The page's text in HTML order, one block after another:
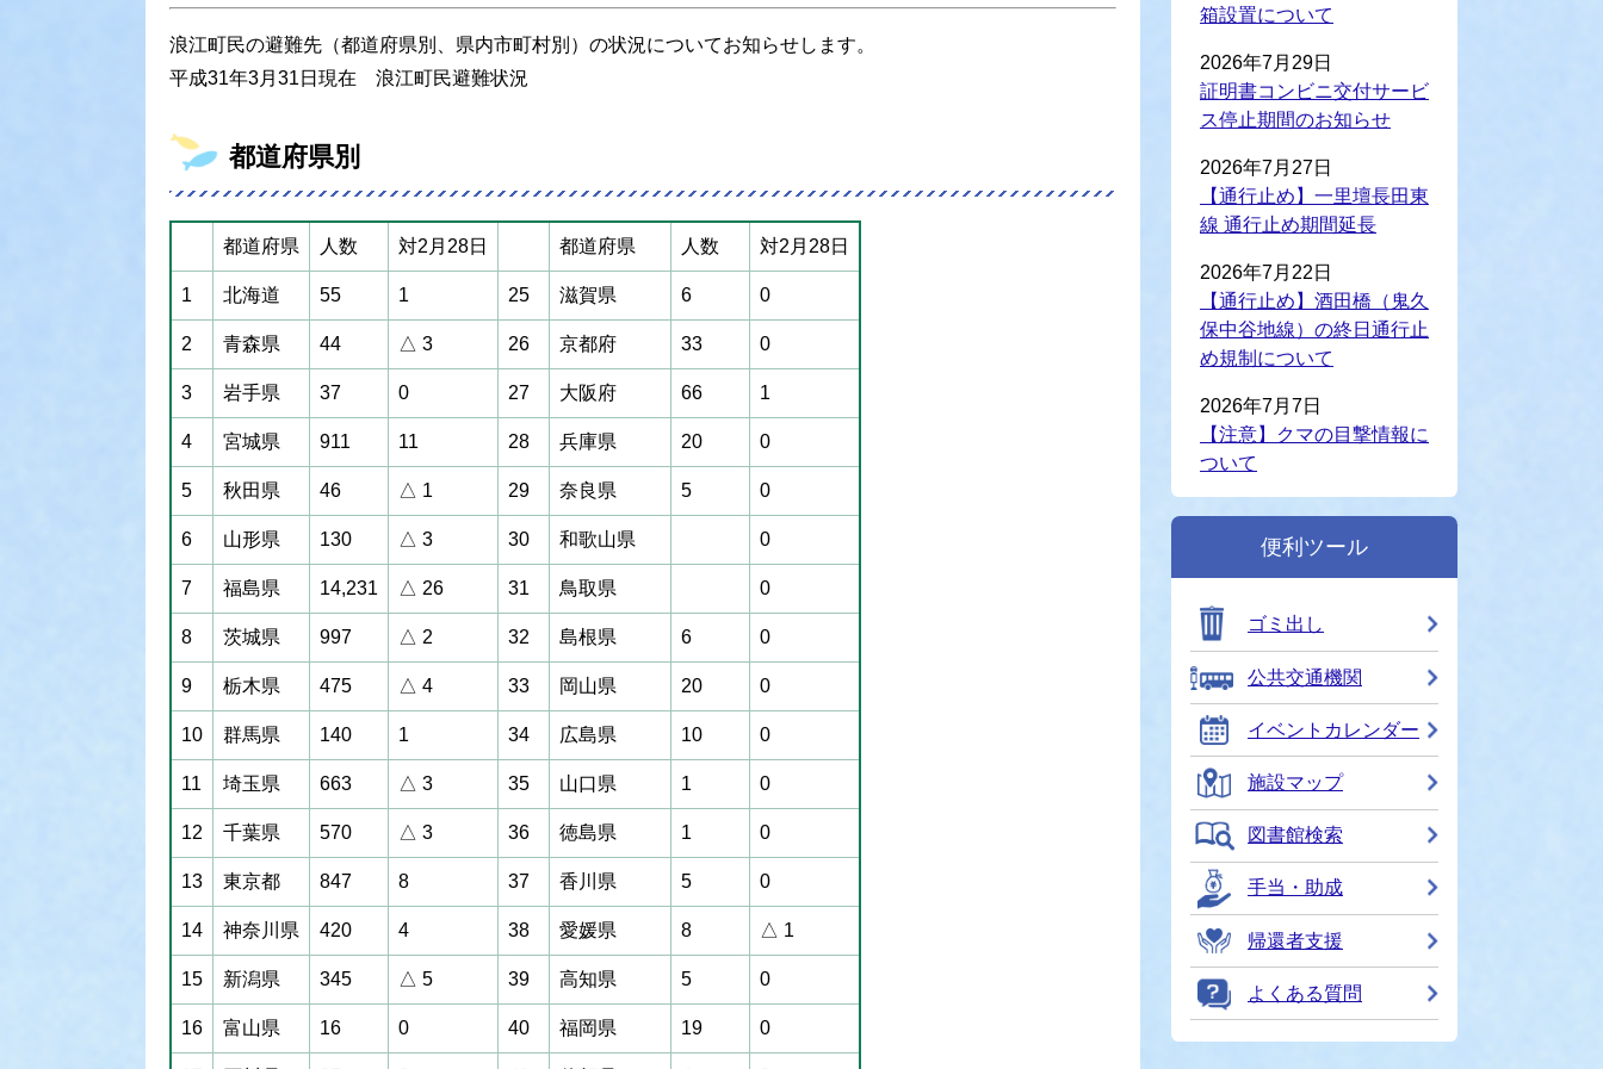
浪江町民の避難先（都道府県別、県内市町村別）の状況についてお知らせします。
平成31年3月31日現在 浪江町民避難状況
都道府県別
都道府県 人数 対2月28日 都道府県 人数 対2月28日
1 北海道 55 1 25 滋賀県 6 0
2 青森県 44 △ 3 26 京都府 33 0
3 岩手県 37 0 27 大阪府 66 1
4 宮城県 911 11 28 兵庫県 20 0
5 秋田県 46 △ 1 29 奈良県 5 0
6 山形県 130 △ 3 30 和歌山県 0
7 福島県 14,231 △ 26 31 鳥取県 0
8 茨城県 997 △ 2 32 島根県 6 0
9 栃木県 475 △ 4 33 岡山県 20 0
10 群馬県 140 1 34 広島県 10 0
11 埼玉県 663 △ 3 35 山口県 1 0
12 千葉県 570 △ 3 36 徳島県 1 0
13 東京都 847 8 37 香川県 5 0
14 神奈川県 420 4 38 愛媛県 8 △ 1
15 新潟県 345 △ 5 39 高知県 5 0
16 富山県 16 0 40 福岡県 19 0
箱設置について
2026年7月29日
証明書コンビニ交付サービ
ス停止期間のお知らせ
2026年7月27日
【通行止め】一里壇長田東
線 通行止め期間延長
2026年7月22日
【通行止め】酒田橋（鬼久
保中谷地線）の終日通行止
め規制について
2026年7月7日
【注意】クマの目撃情報に
ついて
便利ツール
ゴミ出し
公共交通機関
イベントカレンダー
施設マップ
図書館検索
手当・助成
帰還者支援
よくある質問